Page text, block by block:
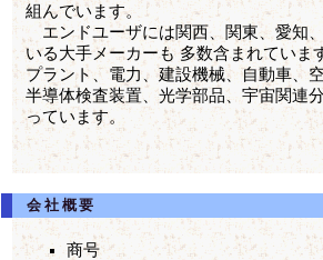
組んでいます。
エンドユーザには関西、関東、愛知
いる大手メーカーも 多数含まれていま
プラント、電力、建設機械、自動車、
半導体検査装置、光学部品、宇宙関連
っています。
会社概要
商号